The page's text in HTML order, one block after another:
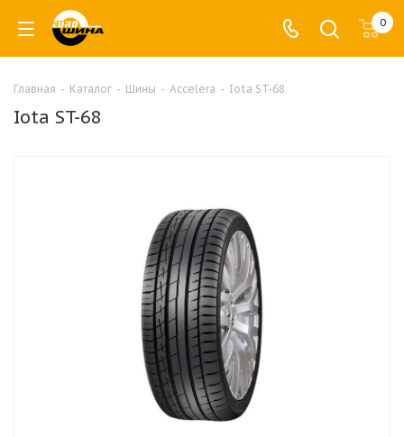
0
Главная - Каталог - Шины - Accelera - Iota ST-68
Iota ST-68